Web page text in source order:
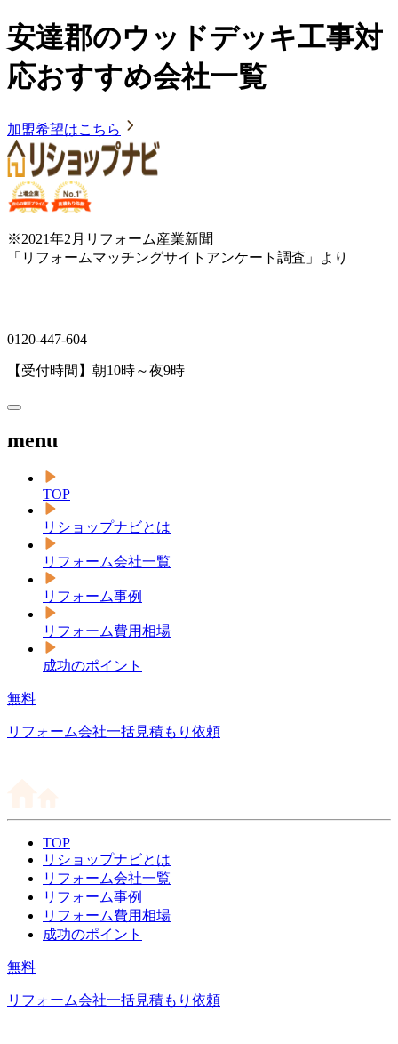
安達郡のウッドデッキ工事対
応おすすめ会社一覧
加盟希望はこちら
※2021年2月リフォーム産業新聞
「リフォームマッチングサイトアンケート調査」より
0120-447-604
【受付時間】朝10時～夜9時
menu
TOP
リショップナビとは
リフォーム会社一覧
リフォーム事例
リフォーム費用相場
成功のポイント
無料
リフォーム会社一括見積もり依頼
TOP
リショップナビとは
リフォーム会社一覧
リフォーム事例
リフォーム費用相場
成功のポイント
無料
リフォーム会社一括見積もり依頼